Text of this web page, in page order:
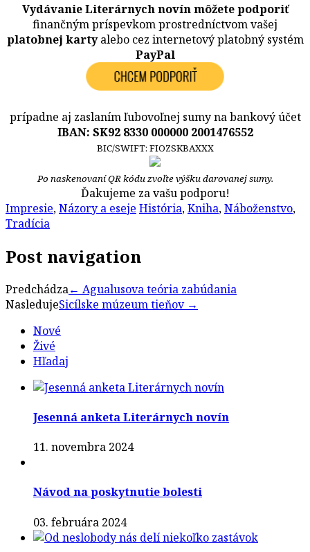
Vydávanie Literárnych novín môžete podporiť
finančným príspevkom prostredníctvom vašej
platobnej kartyalebo cez internetový platobný systém
PayPal
prípadne aj zaslaním ľubovoľnej sumy na bankový účet
IBAN: SK92 8330 000000 2001476552
BIC/SWIFT: FIOZSKBAXXX
Po naskenovaní QR kódu zvoľte výšku darovanej sumy.
Ďakujeme za vašu podporu!
Impresie,Názory a eseje História,Kniha,Náboženstvo,
Tradícia
Post navigation
Predchádza← Agualusova teória zabúdania
NasledujeSicílske múzeum tieňov →
Nové
Živé
Hľadaj
Jesenná anketa Literárnych novín
11. novembra 2024
Návod na poskytnutie bolesti
03. februára 2024